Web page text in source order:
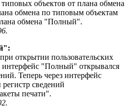
типовых объектов от плана обмена
обмена по типовым объектам
обмена "Полный".
открытии пользовательских
интерфейс "Полный" открывался
Теперь через интерфейс
сведений
печати".